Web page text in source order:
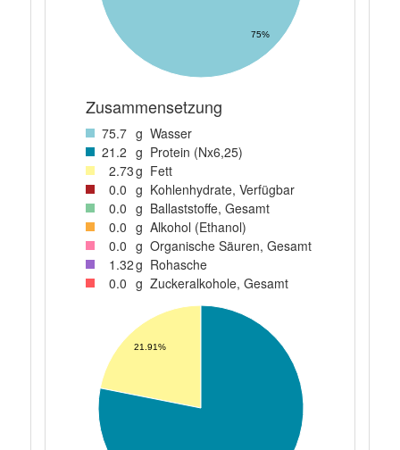
75%
Zusammensetzung
75.7 g Wasser
21 .2 g Protein (Nx6,25)
2.73g Fett
0.0 g Kohlenhydrate, Verfügbar
0.0 g Ballaststoffe, Gesamt
0.0 g Alkohol (Ethanol)
0.0 g Organische Säuren, Gesamt
1 .32g Rohasche
0.0 g Zuckeralkohole, Gesamt
21.91%